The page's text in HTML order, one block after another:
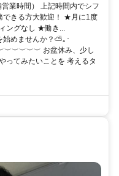
業時間） 上記時間内でシフ
できる方大歓迎！ ★月に1度
ングなし ★働き...
めませんか？⛅｡･
お盆休み、少し
ってみたいことを 考えるタ